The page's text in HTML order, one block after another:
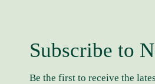
Subscribe to
Be the first to receive the